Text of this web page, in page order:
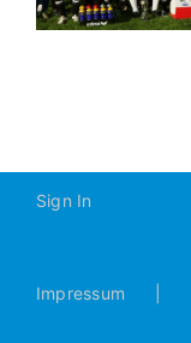
Sign In
Impressum